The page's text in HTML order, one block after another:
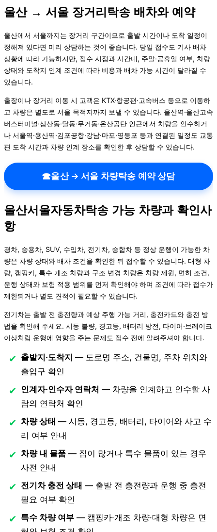
울산 → 서울 장거리탁송 배차와 예약
울산에서 서울까지는 장거리 구간이므로 출발 시간이나 도착 일정이
정해져 있다면 미리 상담하는 것이 좋습니다. 당일 접수도 기사 배차
상황에 따라 가능하지만, 접수 시점과 시간대, 주말·공휴일 여부, 차량
상태와 도착지 인계 조건에 따라 비용과 배차 가능 시간이 달라질 수
있습니다.
출장이나 장거리 이동 시 고객은 KTX·항공편·고속버스 등으로 이동하
고 차량은 별도로 서울 목적지까지 보낼 수 있습니다. 울산역·울산고속
버스터미널·삼산동·달동·무거동·온산공단 인근에서 차량을 인수하거
나 서울역·용산역·김포공항·강남·마포·영등포 등과 연결된 일정도 교통
편 도착 시간과 차량 인계 장소를 확인한 후 상담할 수 있습니다.
☎울산 → 서울 차량탁송 예약 상담
울산서울자동차탁송 가능 차량과 확인사
항
경차, 승용차, SUV, 수입차, 전기차, 승합차 등 정상 운행이 가능한 차
량은 차량 상태와 배차 조건을 확인한 뒤 접수할 수 있습니다. 대형 차
량, 캠핑카, 특수 개조 차량과 구조 변경 차량은 차량 제원, 면허 조건,
운행 상태와 보험 적용 범위를 먼저 확인해야 하며 조건에 따라 접수가
제한되거나 별도 견적이 필요할 수 있습니다.
전기차는 출발 전 충전량과 예상 주행 가능 거리, 충전카드와 충전 방
법을 확인해 주세요. 시동 불량, 경고등, 배터리 방전, 타이어·브레이크
이상처럼 운행에 영향을 주는 문제도 접수 전에 알려주셔야 합니다.
출발지·도착지 — 도로명 주소, 건물명, 주차 위치와
출입구 확인
인계자·인수자 연락처 — 차량을 인계하고 인수할 사
람의 연락처 확인
차량 상태 — 시동, 경고등, 배터리, 타이어와 사고 수
리 여부 안내
차량 내 물품 — 짐이 많거나 특수 물품이 있는 경우
사전 안내
전기차 충전 상태 — 출발 전 충전량과 운행 중 충전
필요 여부 확인
특수 차량 여부 — 캠핑카·개조 차량·대형 차량은 면